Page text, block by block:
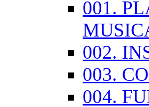
001.
002.
003.
004.